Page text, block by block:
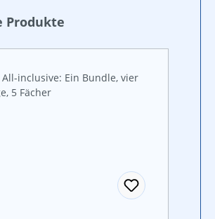
überspringen
Produkte